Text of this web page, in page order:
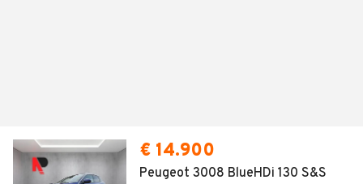
€ 14.900
Peugeot 3008 BlueHDi 130 S&S